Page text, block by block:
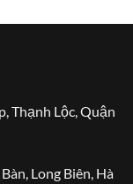
Thạnh Lộc, Quận
Long Biên, Hà